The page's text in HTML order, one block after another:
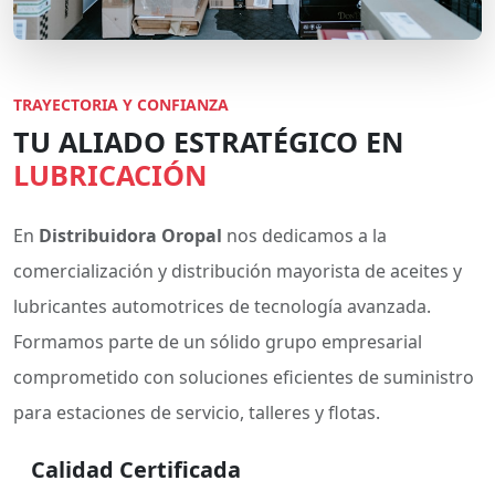
TRAYECTORIA Y CONFIANZA
TU ALIADO ESTRATÉGICO EN
LUBRICACIÓN
En Distribuidora Oropal nos dedicamos a la
comercialización y distribución mayorista de aceites y
lubricantes automotrices de tecnología avanzada.
Formamos parte de un sólido grupo empresarial
comprometido con soluciones eficientes de suministro
para estaciones de servicio, talleres y flotas.
Calidad Certificada